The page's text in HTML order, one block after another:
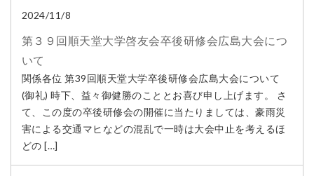
2024/11/8
第３９回順天堂大学啓友会卒後研修会広島大会につ
いて
関係各位 第39回順天堂大学卒後研修会広島大会について
(御礼) 時下、益々御健勝のこととお喜び申し上げます。 さ
て、この度の卒後研修会の開催に当たりましては、豪雨災
害による交通マヒなどの混乱で一時は大会中止を考えるほ
どの […]